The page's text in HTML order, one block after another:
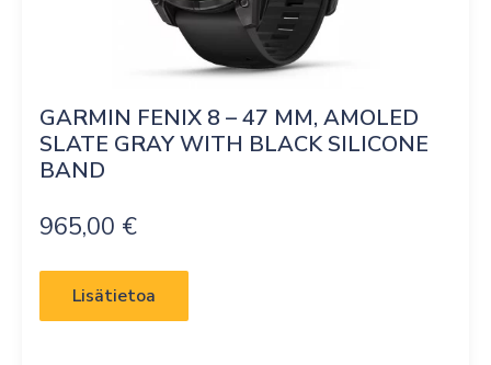
GARMIN FENIX 8 – 47 MM, AMOLED
SLATE GRAY WITH BLACK SILICONE
BAND
965,00 €
Lisätietoa